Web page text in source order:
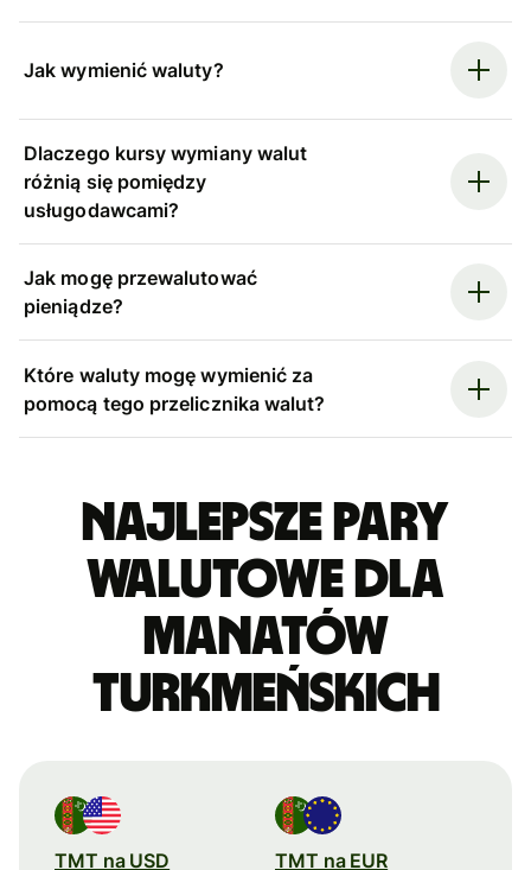
Jak wymienić waluty?
Dlaczego kursy wymiany walut
różnią się pomiędzy
usługodawcami?
Jak mogę przewalutować
pieniądze?
Które waluty mogę wymienić za
pomocą tego przelicznika walut?
Najlepsze pary
walutowe dla
manatów
turkmeńskich
TMT na USD TMT na EUR